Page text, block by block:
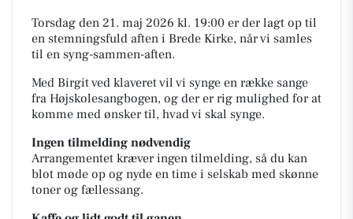
Torsdag den 21. maj 2026 kl. 19:00 er der lagt op til
en stemningsfuld aften i Brede Kirke, når vi samles
til en syng-sammen-aften.
Med Birgit ved klaveret vil vi synge en række sange
fra Højskolesangbogen, og der er rig mulighed for at
komme med ønsker til, hvad vi skal synge.
Ingen tilmelding nødvendig
Arrangementet kræver ingen tilmelding, så du kan
blot møde op og nyde en time i selskab med skønne
toner og fællessang.